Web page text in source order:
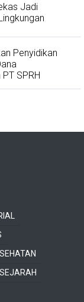
Jadi
Penyidikan
SPRH
SEJARAH